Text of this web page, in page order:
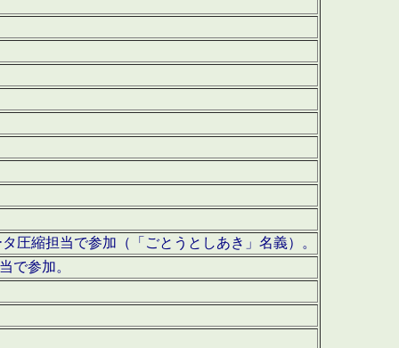
圧縮担当で参加（「ごとうとしあき」名義）。
で参加。